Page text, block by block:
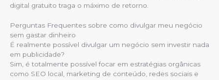
digital gratuito traga o máximo de retorno.
Perguntas Frequentes sobre como divulgar meu negócio
sem gastar dinheiro
É realmente possível divulgar um negócio sem investir nada
em publicidade?
Sim, é totalmente possível focar em estratégias orgânicas
como SEO local, marketing de conteúdo, redes sociais e